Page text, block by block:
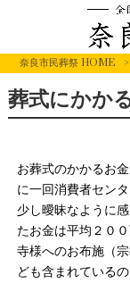
奈良市民葬祭 HOME
>
葬式にかか
お葬式のかかるお
に一回消費者セン
少し曖昧なように
たお金は平均２０
寺様へのお布施（
ども含まれている